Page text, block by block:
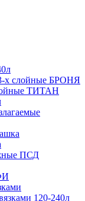
х слойные БРОНЯ
ТИТАН
ПСД
120-240л